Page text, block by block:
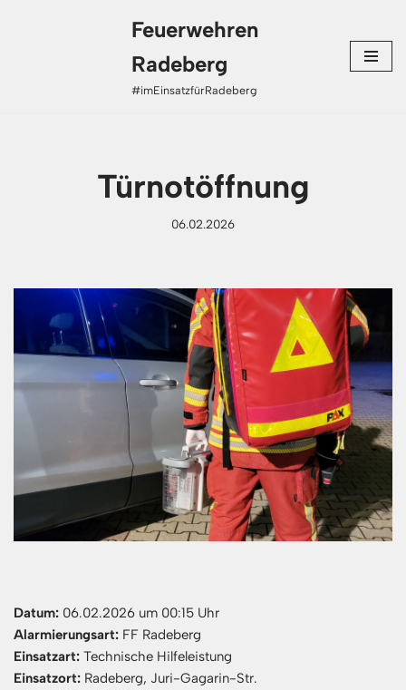
Feuerwehren
Radeberg
#imEinsatzfürRadeberg
Türnotöffnung
06.02.2026
Datum: 06.02.2026 um 00:15 Uhr
Alarmierungsart: FF Radeberg
Einsatzart: Technische Hilfeleistung
Einsatzort: Radeberg, Juri-Gagarin-Str.